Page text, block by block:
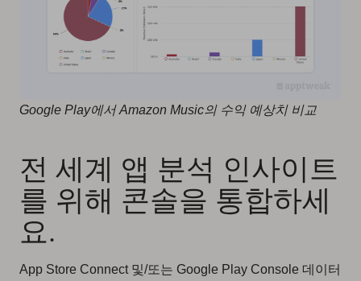
Google Play에서 Amazon Music의 수익 예상치 비교
전 세계 앱 분석 인사이트
를 위해 콘솔을 통합하세
요.
App Store Connect 및/또는 Google Play Console 데이터